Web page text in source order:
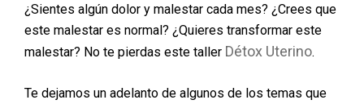
¿Sientes algún dolor y malestar cada mes? ¿Crees que
este malestar es normal? ¿Quieres transformar este
malestar? No te pierdas este taller Détox Uterino.
Te dejamos un adelanto de algunos de los temas que